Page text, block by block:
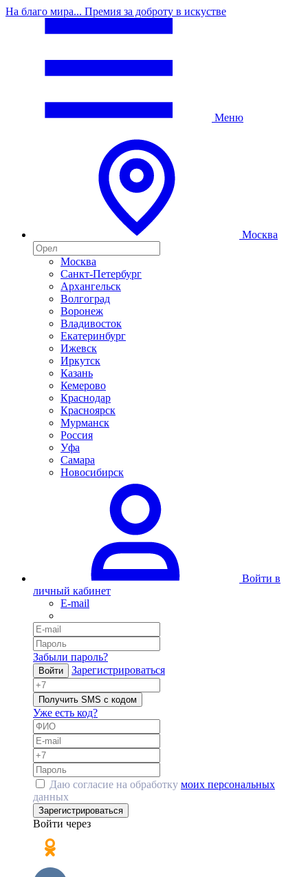
На благо мира... Премия за доброту в искустве
Меню
Москва
Москва
Санкт-Петербург
Архангельск
Волгоград
Воронеж
Владивосток
Екатеринбург
Ижевск
Иркутск
Казань
Кемерово
Краснодар
Красноярск
Мурманск
Россия
Уфа
Самара
Новосибирск
Войти в
личный кабинет
E-mail
Забыли пароль?
Войти Зарегистрироваться
Получить SMS с кодом
Уже есть код?
Даю согласие на обработку моих персональных
данных
Зарегистрироваться
Войти через